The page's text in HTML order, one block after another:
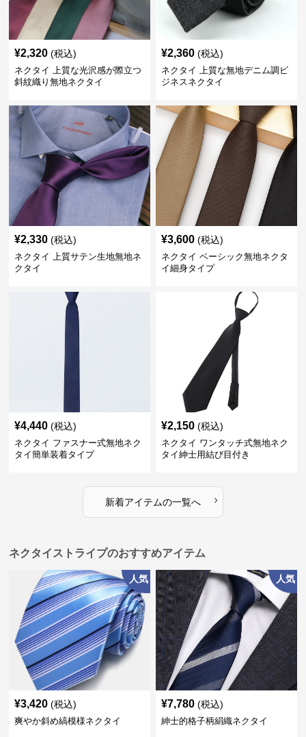
¥2,320 (税込)
ネクタイ 上質な光沢感が際立つ
斜紋織り無地ネクタイ
¥2,360 (税込)
ネクタイ 上質な無地デニム調ビ
ジネスネクタイ
¥2,330 (税込)
ネクタイ 上質サテン生地無地ネ
クタイ
¥3,600 (税込)
ネクタイ ベーシック無地ネクタ
イ細身タイプ
¥4,440 (税込)
ネクタイ ファスナー式無地ネク
タイ簡単装着タイプ
¥2,150 (税込)
ネクタイ ワンタッチ式無地ネク
タイ紳士用結び目付き
新着アイテムの一覧へ ›
ネクタイストライプのおすすめアイテム
人気
¥3,420 (税込)
爽やか斜め縞模様ネクタイ
人気
¥7,780 (税込)
紳士的格子柄絹織ネクタイ